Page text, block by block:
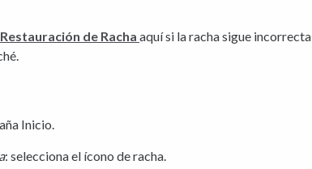
de Racha aquí si la racha sigue incorrecta
Inicio.
: selecciona el ícono de racha.